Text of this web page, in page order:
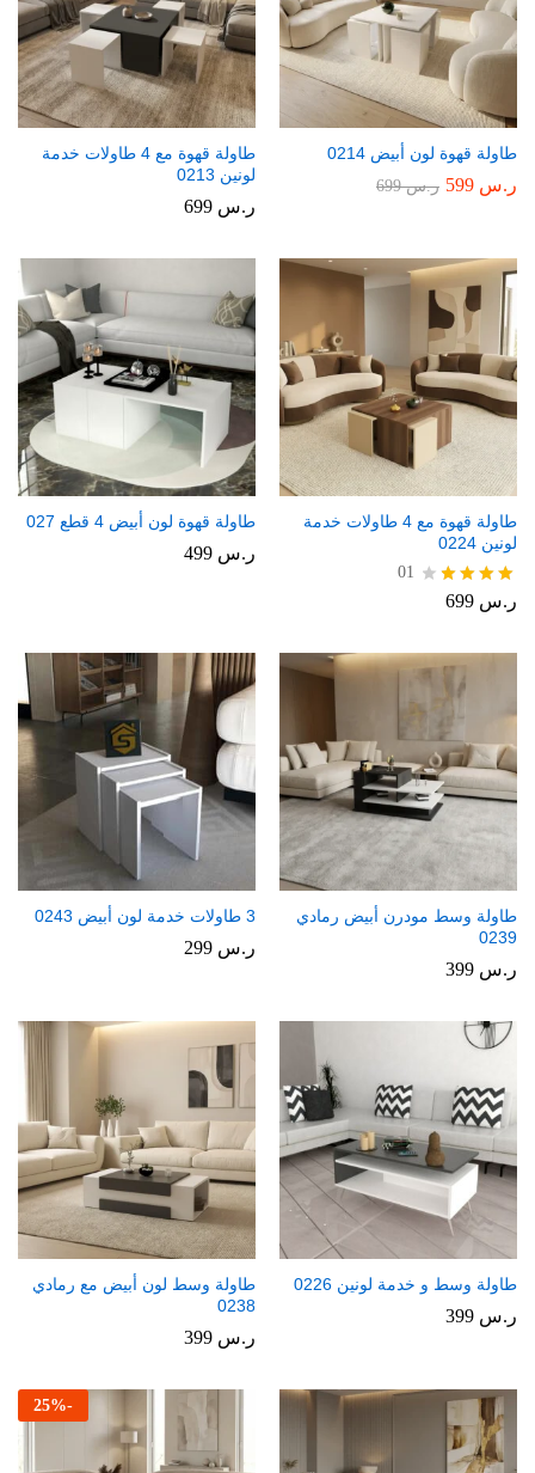
طاولة قهوة لون أبيض 0214
ر.س ر.س699
طاولة قهوة مع 4 طاولات خدمة
لونين 0213
ر.س
طاولة قهوة مع 4 طاولات خدمة
لونين 0224
تم
من 5
01
ر.س
طاولة قهوة لون أبيض 4 قطع 027
ر.س
طاولة وسط مودرن أبيض رمادي
0239
ر.س
3 طاولات خدمة لون أبيض 0243
ر.س
طاولة وسط و خدمة لونين 0226
ر.س
طاولة وسط لون أبيض مع رمادي
0238
ر.س
-
25%